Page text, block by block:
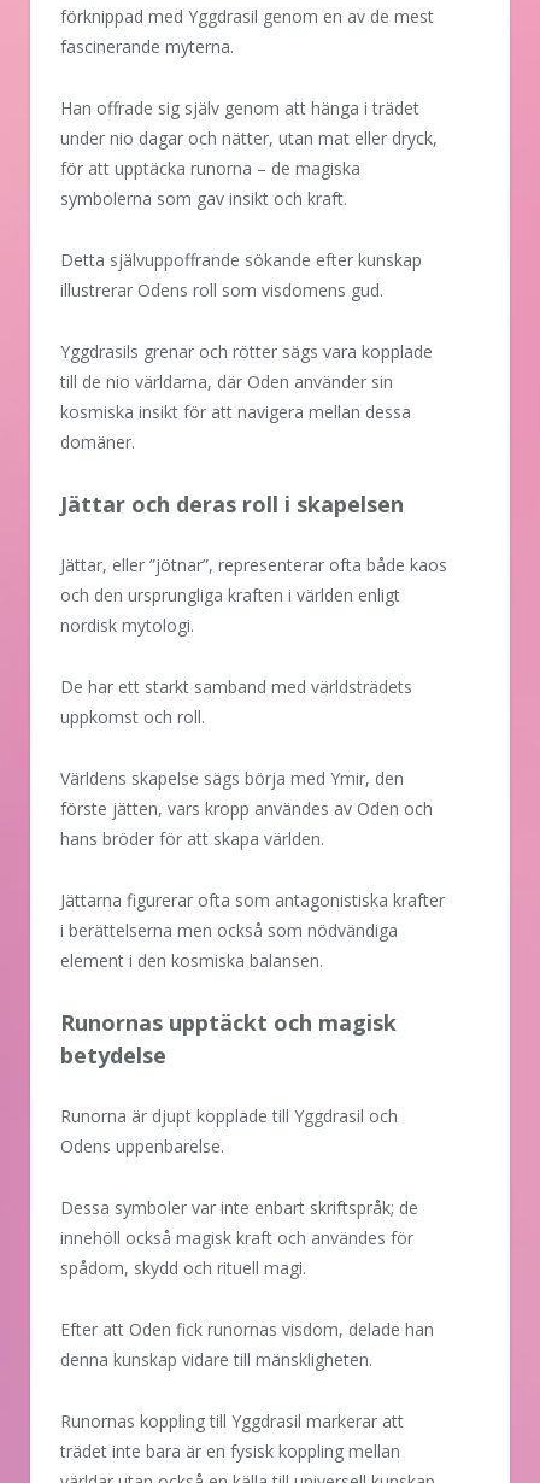
förknippad med Yggdrasil genom en av de mest
fascinerande myterna.
Han offrade sig själv genom att hänga i trädet
under nio dagar och nätter, utan mat eller dryck,
för att upptäcka runorna – de magiska
symbolerna som gav insikt och kraft.
Detta självuppoffrande sökande efter kunskap
illustrerar Odens roll som visdomens gud.
Yggdrasils grenar och rötter sägs vara kopplade
till de nio världarna, där Oden använder sin
kosmiska insikt för att navigera mellan dessa
domäner.
Jättar och deras roll i skapelsen
Jättar, eller ”jötnar”, representerar ofta både kaos
och den ursprungliga kraften i världen enligt
nordisk mytologi.
De har ett starkt samband med världsträdets
uppkomst och roll.
Världens skapelse sägs börja med Ymir, den
förste jätten, vars kropp användes av Oden och
hans bröder för att skapa världen.
Jättarna figurerar ofta som antagonistiska krafter
i berättelserna men också som nödvändiga
element i den kosmiska balansen.
Runornas upptäckt och magisk
betydelse
Runorna är djupt kopplade till Yggdrasil och
Odens uppenbarelse.
Dessa symboler var inte enbart skriftspråk; de
innehöll också magisk kraft och användes för
spådom, skydd och rituell magi.
Efter att Oden fick runornas visdom, delade han
denna kunskap vidare till mänskligheten.
Runornas koppling till Yggdrasil markerar att
trädet inte bara är en fysisk koppling mellan